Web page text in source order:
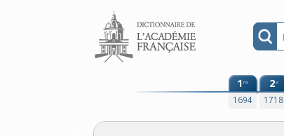
Aller au contenu
1re
1694
2e
1718